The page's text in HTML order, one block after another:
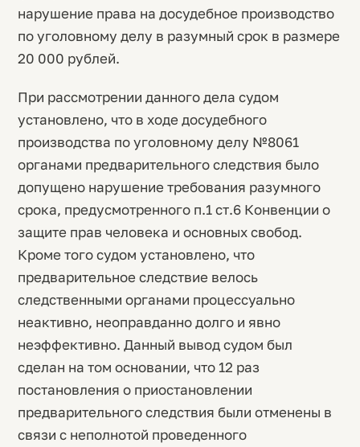
нарушение права на досудебное производство
по уголовному делу в разумный срок в размере
20 000 рублей.
При рассмотрении данного дела судом
установлено, что в ходе досудебного
производства по уголовному делу №8061
органами предварительного следствия было
допущено нарушение требования разумного
срока, предусмотренного п.1 ст.6 Конвенции о
защите прав человека и основных свобод.
Кроме того судом установлено, что
предварительное следствие велось
следственными органами процессуально
неактивно, неоправданно долго и явно
неэффективно. Данный вывод судом был
сделан на том основании, что 12 раз
постановления о приостановлении
предварительного следствия были отменены в
связи с неполнотой проведенного